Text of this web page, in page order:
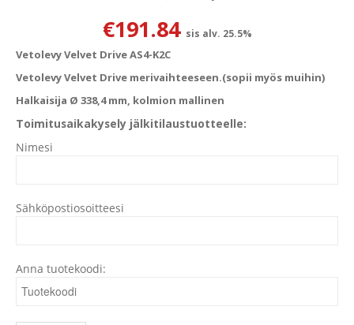
€191.84 sis alv. 25.5%
Vetolevy Velvet Drive AS4-K2C
Vetolevy Velvet Drive merivaihteeseen.(sopii myös muihin)
Halkaisija Ø 338,4 mm, kolmion mallinen
Toimitusaikakysely jälkitilaustuotteelle:
Nimesi
Sähköpostiosoitteesi
Anna tuotekoodi: